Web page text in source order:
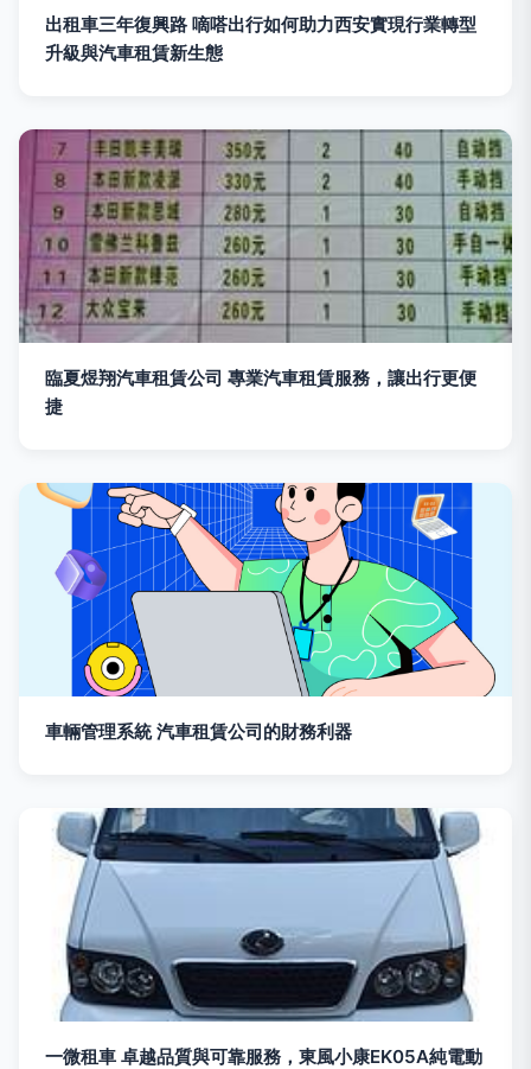
出租車三年復興路 嘀嗒出行如何助力西安實現行業轉型
升級與汽車租賃新生態
臨夏煜翔汽車租賃公司 專業汽車租賃服務，讓出行更便
捷
車輛管理系統 汽車租賃公司的財務利器
一微租車 卓越品質與可靠服務，東風小康EK05A純電動